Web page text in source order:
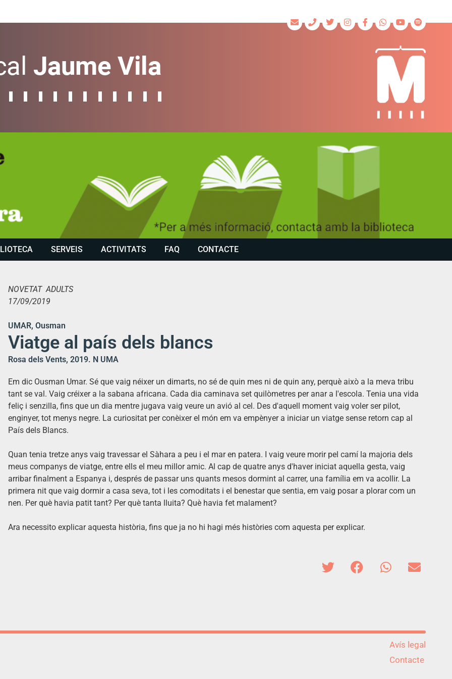
SERVEIS ACTIVITATS FAQ CONTACTE
NOVETAT ADULTS
17/09/2019
UMAR, Ousman
Viatge al país dels blancs
Rosa dels Vents, 2019. N UMA
Em dic Ousman Umar. Sé que vaig néixer un dimarts, no sé de quin mes ni de quin any, perquè això a la meva tribu
tant se val. Vaig créixer a la sabana africana. Cada dia caminava set quilòmetres per anar a l'escola. Tenia una vida
feliç i senzilla, fins que un dia mentre jugava vaig veure un avió al cel. Des d'aquell moment vaig voler ser pilot,
enginyer, tot menys negre. La curiositat per conèixer el món em va empènyer a iniciar un viatge sense retorn cap al
País dels Blancs.
Quan tenia tretze anys vaig travessar el Sàhara a peu i el mar en patera. I vaig veure morir pel camí la majoria dels
meus companys de viatge, entre ells el meu millor amic. Al cap de quatre anys d'haver iniciat aquella gesta, vaig
arribar finalment a Espanya i, després de passar uns quants mesos dormint al carrer, una família em va acollir. La
primera nit que vaig dormir a casa seva, tot i les comoditats i el benestar que sentia, em vaig posar a plorar com un
nen. Per què havia patit tant? Per què tanta lluita? Què havia fet malament?
Ara necessito explicar aquesta història, fins que ja no hi hagi més històries com aquesta per explicar.
Avís legal
Contacte